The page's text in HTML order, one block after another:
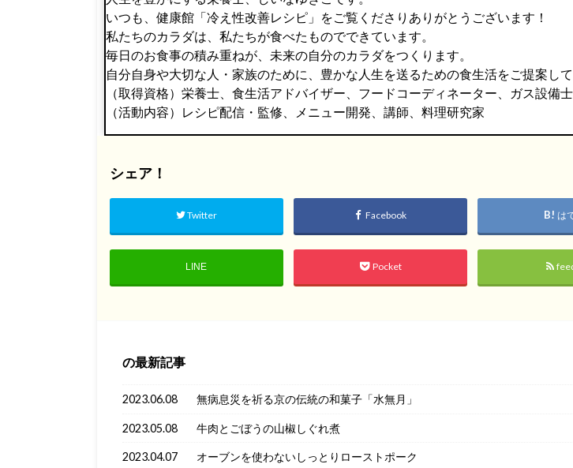
いつも、健康館「冷え性改善レシピ」をご覧くださりありがとうございます！
私たちのカラダは、私たちが食べたものでできています。
毎日のお食事の積み重ねが、未来の自分のカラダをつくります。
自分自身や大切な人・家族のために、豊かな人生を送るための食生活をご提案して
（取得資格）栄養士、食生活アドバイザー、フードコーディネーター、ガス設備士
（活動内容）レシピ配信・監修、メニュー開発、講師、料理研究家
シェア！
Twitter Facebook は
LINE Pocket
の最新記事
2023.06.08 無病息災を祈る京の伝統の和菓子「水無月」
2023.05.08 牛肉とごぼうの山椒しぐれ煮
2023.04.07 オーブンを使わないしっとりローストポーク